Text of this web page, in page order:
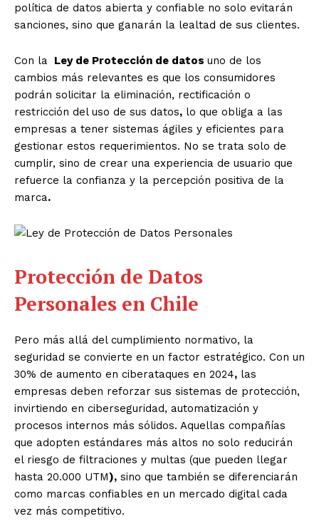
política de datos abierta y confiable no solo evitarán
sanciones, sino que ganarán la lealtad de sus clientes.
Con la Ley de Protección de datos uno de los
cambios más relevantes es que los consumidores
podrán solicitar la eliminación, rectificación o
restricción del uso de sus datos, lo que obliga a las
empresas a tener sistemas ágiles y eficientes para
gestionar estos requerimientos. No se trata solo de
cumplir, sino de crear una experiencia de usuario que
refuerce la confianza y la percepción positiva de la
marca.
Protección de Datos
Personales en Chile
Pero más allá del cumplimiento normativo, la
seguridad se convierte en un factor estratégico. Con un
30% de aumento en ciberataques en 2024, las
empresas deben reforzar sus sistemas de protección,
invirtiendo en ciberseguridad, automatización y
procesos internos más sólidos. Aquellas compañías
que adopten estándares más altos no solo reducirán
el riesgo de filtraciones y multas (que pueden llegar
hasta 20.000 UTM), sino que también se diferenciarán
como marcas confiables en un mercado digital cada
vez más competitivo.